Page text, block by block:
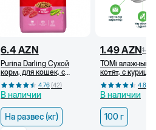
6.4 AZN
Purina Darling Сухой
корм, для кошек, c
мясом с овощами (кг)
4.76(42)
В наличии
На развес (кг)
1.49AZN1.9
TOMi влажный
котят, с
паштете, 100 г
4.83
В наличии
100 г